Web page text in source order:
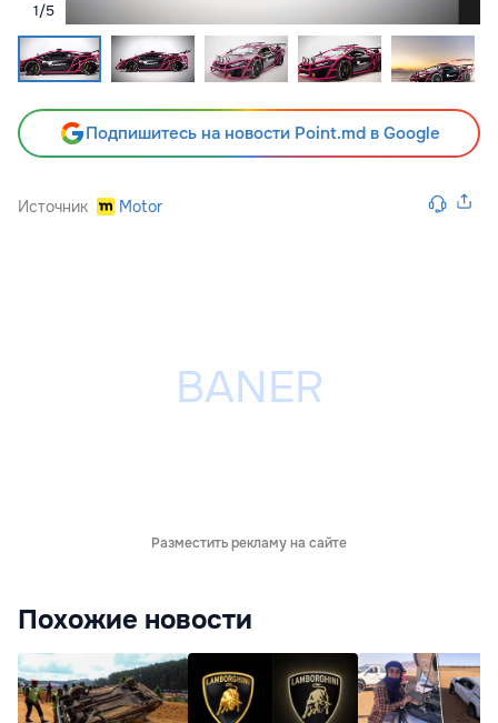
1/5
Подпишитесь на новости Point.md в Google
Источник Motor
Разместить рекламу на сайте
Похожие новости